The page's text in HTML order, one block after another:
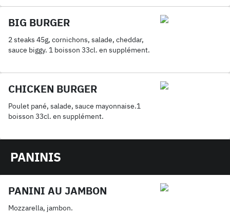
BIG BURGER
2 steaks 45g, cornichons, salade, cheddar,
sauce biggy. 1 boisson 33cl. en supplément.
CHICKEN BURGER
Poulet pané, salade, sauce mayonnaise.1
boisson 33cl. en supplément.
PANINIS
PANINI AU JAMBON
Mozzarella, jambon.